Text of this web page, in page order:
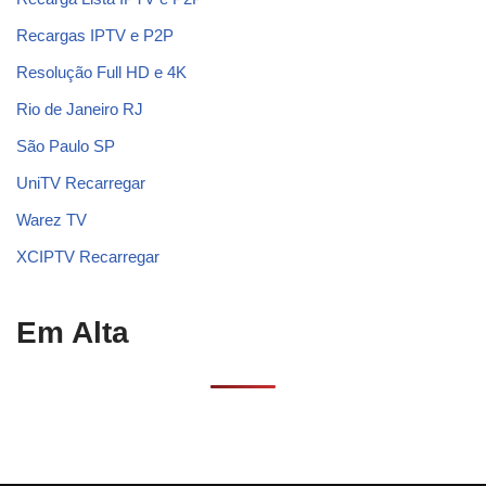
Recargas IPTV e P2P
Resolução Full HD e 4K
Rio de Janeiro RJ
São Paulo SP
UniTV Recarregar
Warez TV
XCIPTV Recarregar
Em Alta